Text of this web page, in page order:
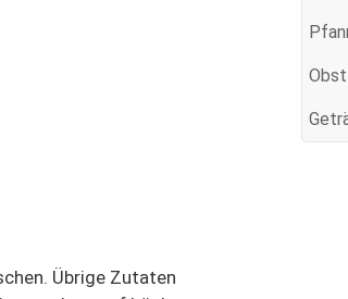
Übrige Zutaten
Obst